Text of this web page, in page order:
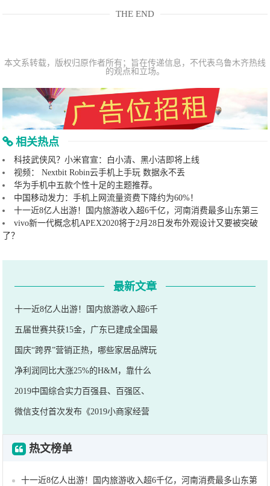
THE END
本文系转载，版权归原作者所有；旨在传递信息，不代表乌鲁木齐热线
的观点和立场。
相关热点
科技武侠风？小米官宣：白小清、黑小洁即将上线
视频： Nextbit Robin云手机上手玩 数据永不丢
华为手机中五款个性十足的主题推荐。
中国移动发力：手机上网流量资费下降约为60%！
十一近8亿人出游！国内旅游收入超6千亿，河南消费最多山东第三
vivo新一代概念机APEX2020将于2月28日发布外观设计又要被突破
了？
最新文章
十一近8亿人出游！国内旅游收入超6千
五届世赛共获15金，广东已建成全国最
国庆“跨界”营销正热，哪些家居品牌玩
净利润同比大涨25%的H&M，靠什么
2019中国综合实力百强县、百强区、
微信支付首次发布《2019小商家经营
热文榜单
十一近8亿人出游！国内旅游收入超6千亿，河南消费最多山东第